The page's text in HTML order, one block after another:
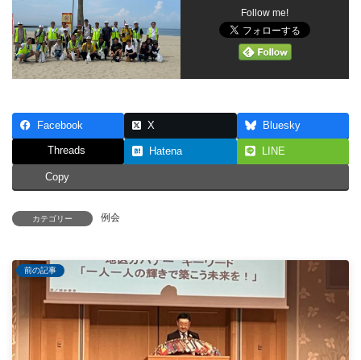
Follow me!
Facebook X Bluesky
Threads Hatena LINE
Copy
カテゴリー 例会
前の記事